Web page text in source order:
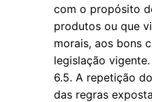
com o propósito
produtos ou que
morais, aos bons
legislação vigente.
6.5. A repetição
das regras